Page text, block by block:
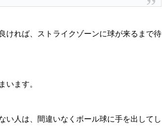
ければ、ストライクゾーンに球が来るまで待
います。
い人は、間違いなくボール球に手を出してし